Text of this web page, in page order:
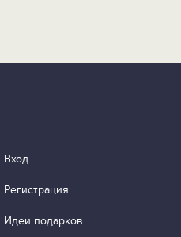
Вход
Регистрация
Идеи подарков